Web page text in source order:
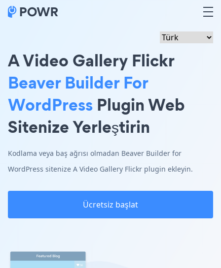
A Video Gallery Flickr
Beaver Builder For
WordPress Plugin Web
Sitenize Yerleştirin
Kodlama veya baş ağrısı olmadan Beaver Builder for
WordPress sitenize A Video Gallery Flickr plugin ekleyin.
Ücretsiz başlat